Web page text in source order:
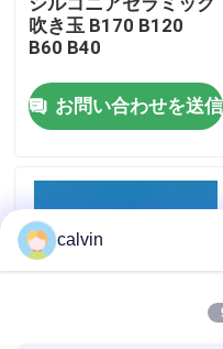
お問い合わせ
見積依頼
陶磁器のビードの発
吹き玉 B170 B120
B60 B40
お問い合わせを送信
calvin